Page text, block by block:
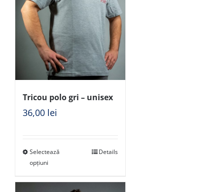
Tricou polo gri – unisex
36,00 lei
Selectează
opțiuni
Details